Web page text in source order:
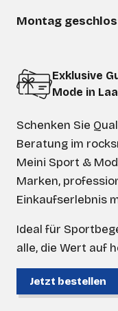
Montag
Exklusive
Mode in
Schenken Sie
Beratung im
Meini Sport &
Marken,
Einkaufserlebnis
Ideal für
alle, die Wert auf
Jetzt bestellen